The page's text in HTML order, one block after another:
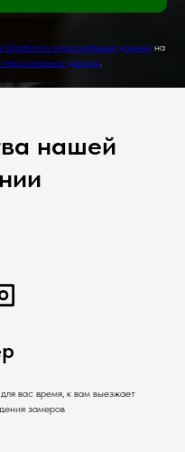
обработку персональных данныхна
данных.
нашей
вас время, к вам выезжает
замеров